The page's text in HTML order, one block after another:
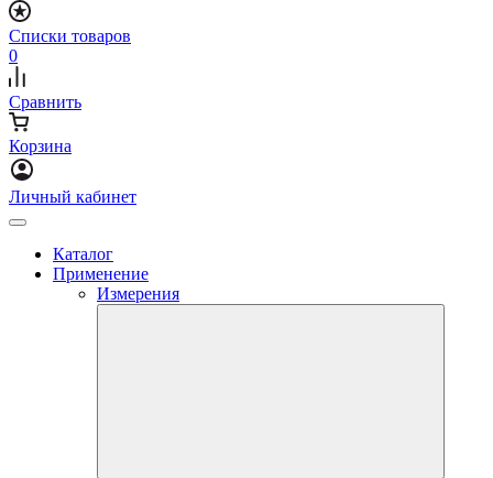
Списки товаров
0
Сравнить
Корзина
Личный кабинет
Каталог
Применение
Измерения